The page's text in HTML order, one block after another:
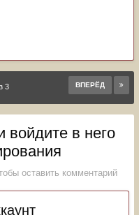
ВПЕРЁД
3
войдите в него
оставить комментарий